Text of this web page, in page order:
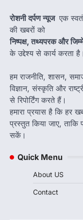
रोशनी दर्पण न्यूज एक
की खबरों को
निष्पक्ष, तथ्यपरक और
के उद्देश्य से कार्य करता है।
हम राजनीति, शासन,
विज्ञान, संस्कृति और
से रिपोर्टिंग करते हैं।
हमारा प्रयास है कि हर
प्रस्तुत किया जाए,
सकें।
Quick Menu
About US
Contact